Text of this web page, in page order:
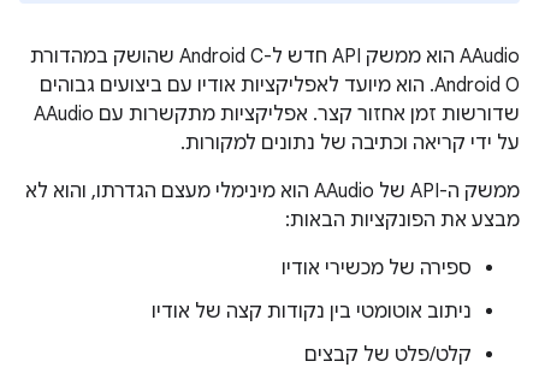
AAudio הוא ממשק API חדש ל-Android C שהושק במהדורת
Android O. הוא מיועד לאפליקציות אודיו עם ביצועים גבוהים
שדורשות זמן אחזור קצר. אפליקציות מתקשרות עם AAudio
על ידי קריאה וכתיבה של נתונים למקורות.
ממשק ה-API של AAudio הוא מינימלי מעצם הגדרתו, והוא לא
מבצע את הפונקציות הבאות:
ספירה של מכשירי אודיו
ניתוב אוטומטי בין נקודות קצה של אודיו
קלט/פלט של קבצים